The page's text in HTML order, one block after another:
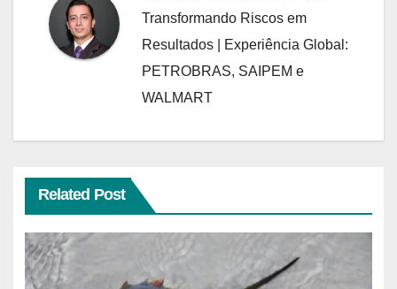
Transformando Riscos em
Resultados | Experiência Global:
PETROBRAS, SAIPEM e
WALMART
Related Post